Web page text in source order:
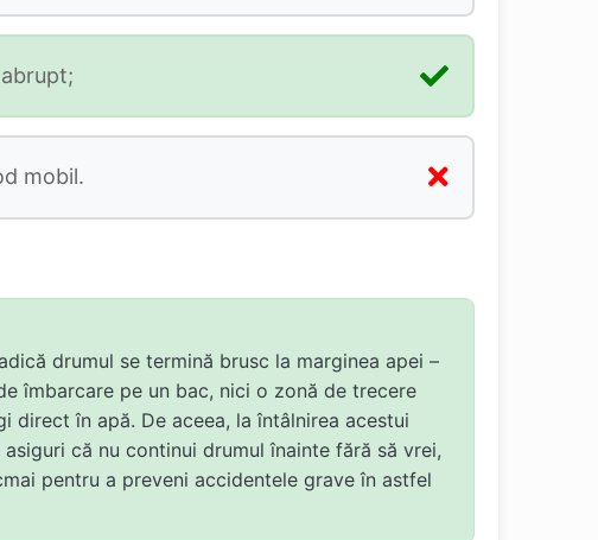
mobil.
drumul se termină brusc la marginea apei –
îmbarcare pe un bac, nici o zonă de trecere
direct în apă. De aceea, la întâlnirea acestui
că nu continui drumul înainte fără să vrei,
pentru a preveni accidentele grave în astfel